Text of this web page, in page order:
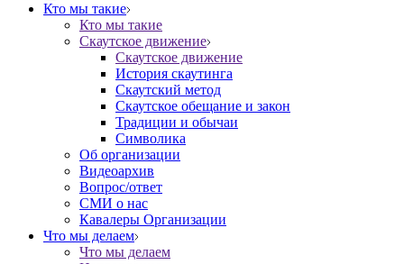
Кто мы такие
Кто мы такие
Скаутское движение
Скаутское движение
История скаутинга
Скаутский метод
Скаутское обещание и закон
Традиции и обычаи
Символика
Об организации
Видеоархив
Вопрос/ответ
СМИ о нас
Кавалеры Организации
Что мы делаем
Что мы делаем